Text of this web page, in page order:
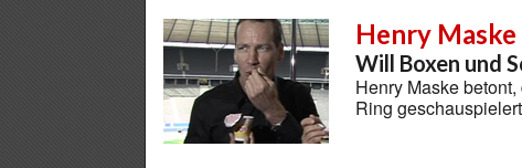
Henry Maske
Will Boxen und
Henry Maske
Ring